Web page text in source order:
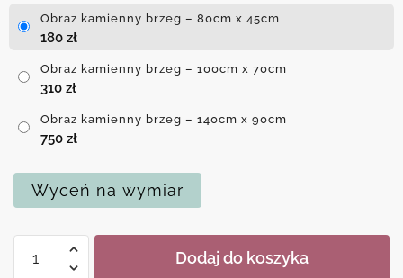
Obraz kamienny brzeg – 80cm x 45cm
180 zł
Obraz kamienny brzeg – 100cm x 70cm
310 zł
Obraz kamienny brzeg – 140cm x 90cm
750 zł
Wyceń na wymiar
Obraz
Dodaj do koszyka